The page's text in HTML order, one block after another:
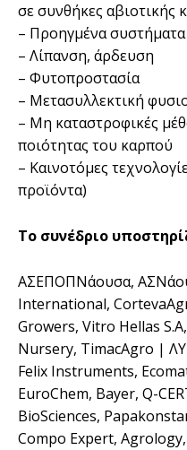
σε συνθήκες αβιοτικής
– Προηγμένα
– Λίπανση, άρδευση
– Φυτοπροστασία
– Μετασυλλεκτική
– Μη καταστροφικές
ποιότητας του καρπού
– Καινοτόμες
προϊόντα)
Το συνέδριο
ΑΣΕΠΟΠΝάουσα,
International,
Growers, Vitro Hellas
Nursery, TimacAgro |
Felix Instruments,
EuroChem, Bayer, Q-
BioSciences,
Compo Expert,